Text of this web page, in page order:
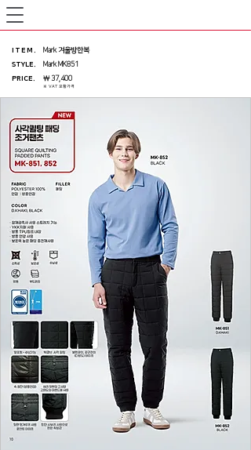
ITEM .
Mark 겨울방한복
STYLE.
Mark MK851
PRICE.
※ VAT 포함가격
￦ 37,400